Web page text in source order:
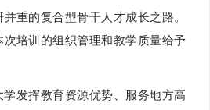
重的复合型骨干人才成长之路。
培训的组织管理和教学质量给予
发挥教育资源优势、服务地方高